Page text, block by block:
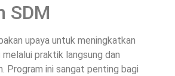
SDM
upaya untuk meningkatkan
praktik langsung dan
Program ini sangat penting bagi